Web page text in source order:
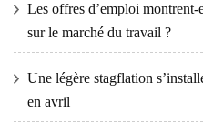
Les offres d’emploi
sur le marché du travail ?
Une légère stagflation
en avril